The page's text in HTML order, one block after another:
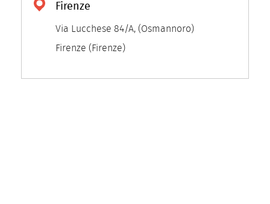
Firenze
Via Lucchese 84/A, (Osmannoro)
Firenze (Firenze)